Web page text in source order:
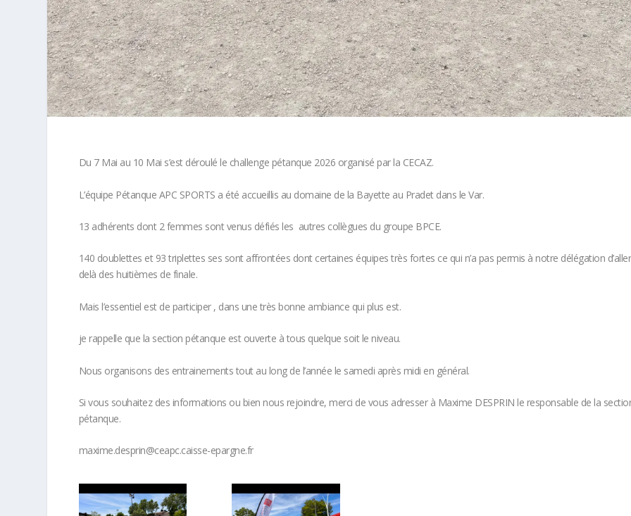
Du 7 Mai au 10 Mai s’est déroulé le challenge pétanque 2026 organisé par la CECAZ.
L’équipe Pétanque APC SPORTS a été accueillis au domaine de la Bayette au Pradet dans le Var.
13 adhérents dont 2 femmes sont venus défiés les autres collègues du groupe BPCE.
140 doublettes et 93 triplettes ses sont affrontées dont certaines équipes très fortes ce qui n’a pas permis à notre délégation
delà des huitièmes de finale.
Mais l’essentiel est de participer , dans une très bonne ambiance qui plus est.
je rappelle que la section pétanque est ouverte à tous quelque soit le niveau.
Nous organisons des entrainements tout au long de l’année le samedi après midi en général.
Si vous souhaitez des informations ou bien nous rejoindre, merci de vous adresser à Maxime DESPRIN le responsable de la
pétanque.
maxime.desprin@ceapc.caisse-epargne.fr